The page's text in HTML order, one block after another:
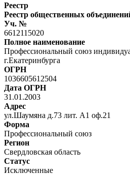
Реестр
Реестр общественных
Уч. №
6612115020
Полное наименование
Профессиональный союз
г.Екатеринбурга
ОГРН
1036605612504
Дата ОГРН
31.01.2003
Адрес
ул.Шаумяна д.73 лит. А1 оф.21
Форма
Профессиональный союз
Регион
Свердловская область
Статус
Исключенные